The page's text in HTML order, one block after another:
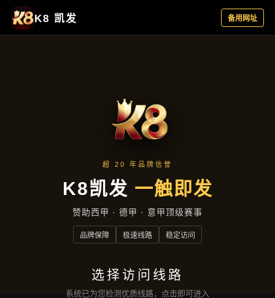
行业资讯
首页 行业资讯